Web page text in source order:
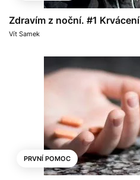
Zdravím z noční. #1 Krvácení
Vít Samek
PRVNÍ POMOC